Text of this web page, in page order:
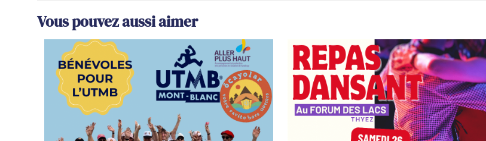
Vous pouvez aussi aimer